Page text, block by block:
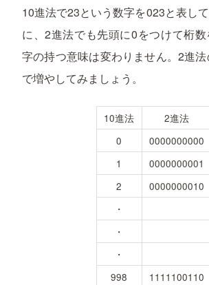
10進法で23という数字を023と表し
に、2進法でも先頭に0をつけて桁
字の持つ意味は変わりません。2進
で増やしてみましょう。
10進法
2進法
0
0000000000
1
0000000001
2
0000000010
・
・
・
998
1111100110